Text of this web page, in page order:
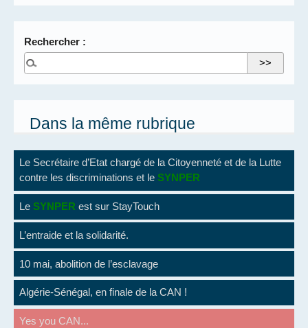
Rechercher :
Dans la même rubrique
Le Secrétaire d’Etat chargé de la Citoyenneté et de la Lutte
contre les discriminations et le SYNPER
Le SYNPER est sur StayTouch
L’entraide et la solidarité.
10 mai, abolition de l’esclavage
Algérie-Sénégal, en finale de la CAN !
Yes you CAN...